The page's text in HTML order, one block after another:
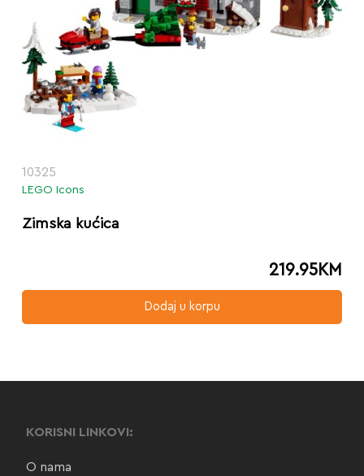
10325
LEGO Icons
Zimska kućica
219.95KM
Dodaj u korpu
KORISNI LINKOVI:
O nama